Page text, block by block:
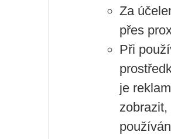
Za
přes
Při
je